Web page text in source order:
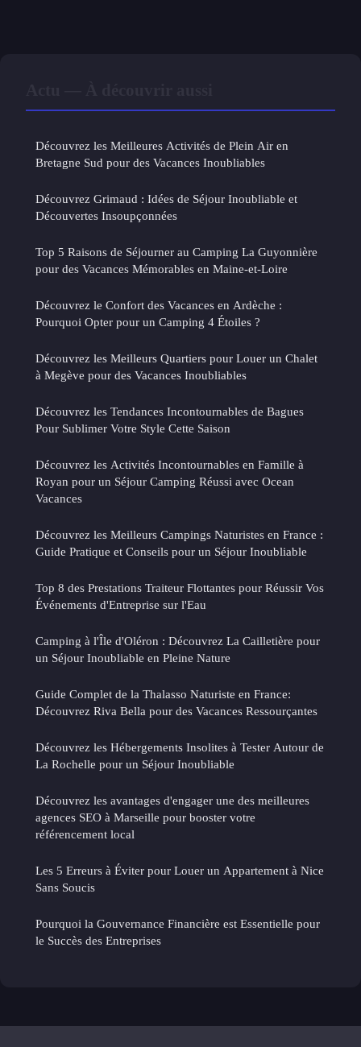
Découvrez les Meilleures Activités de Plein Air en
Bretagne Sud pour des Vacances Inoubliables
Découvrez Grimaud : Idées de Séjour Inoubliable et
Découvertes Insoupçonnées
Top 5 Raisons de Séjourner au Camping La Guyonnière
pour des Vacances Mémorables en Maine-et-Loire
Découvrez le Confort des Vacances en Ardèche :
Pourquoi Opter pour un Camping 4 Étoiles ?
Découvrez les Meilleurs Quartiers pour Louer un Chalet
à Megève pour des Vacances Inoubliables
Découvrez les Tendances Incontournables de Bagues
Pour Sublimer Votre Style Cette Saison
Découvrez les Activités Incontournables en Famille à
Royan pour un Séjour Camping Réussi avec Ocean
Vacances
Découvrez les Meilleurs Campings Naturistes en France :
Guide Pratique et Conseils pour un Séjour Inoubliable
Top 8 des Prestations Traiteur Flottantes pour Réussir Vos
Événements d'Entreprise sur l'Eau
Camping à l'Île d'Oléron : Découvrez La Cailletière pour
un Séjour Inoubliable en Pleine Nature
Guide Complet de la Thalasso Naturiste en France:
Découvrez Riva Bella pour des Vacances Ressourçantes
Découvrez les Hébergements Insolites à Tester Autour de
La Rochelle pour un Séjour Inoubliable
Découvrez les avantages d'engager une des meilleures
agences SEO à Marseille pour booster votre
référencement local
Les 5 Erreurs à Éviter pour Louer un Appartement à Nice
Sans Soucis
Pourquoi la Gouvernance Financière est Essentielle pour
le Succès des Entreprises